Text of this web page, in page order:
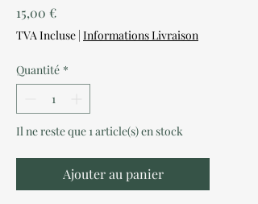
15,00 €Prix
TVA Incluse | Informations Livraison
Quantité *
Il ne reste que 1 article(s) en stock
Ajouter au panier